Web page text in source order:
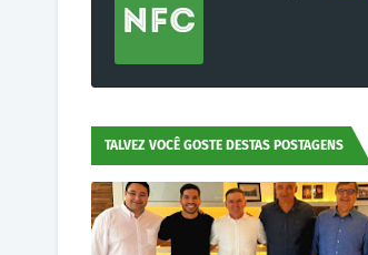
TALVEZ VOCÊ GOSTE DESTAS POSTAGENS